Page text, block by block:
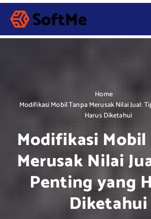
S
p
Home
Modifikasi Mobil Tanpa Merusak Nilai Jual:
Harus Diketahui
Modifikasi Mobil
Merusak Nilai
Penting yang
Diketahui